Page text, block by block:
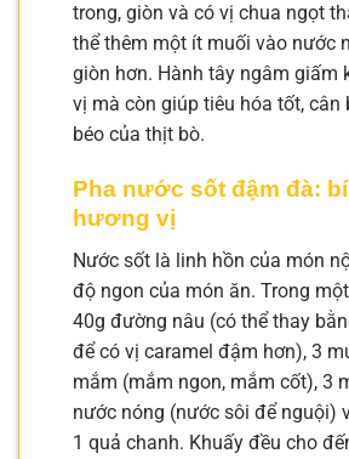
trong, giòn và có vị chua ngọt
thể thêm một ít muối vào nước
giòn hơn. Hành tây ngâm giấm
vị mà còn giúp tiêu hóa tốt, cân
béo của thịt bò.
Pha nước sốt đậm đà:
hương vị
Nước sốt là linh hồn của món
độ ngon của món ăn. Trong
40g đường nâu (có thể thay
để có vị caramel đậm hơn), 3
mắm (mắm ngon, mắm cốt), 3
nước nóng (nước sôi để nguội)
1 quả chanh. Khuấy đều cho